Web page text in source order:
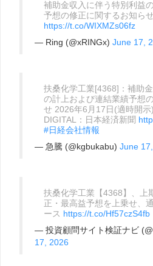
補助金収入に伴う特別利益
予想の修正に関するお知らせ
https://t.co/WIXMZs06fz
— Ring (@xRINGx) June 17,
扶桑化学工業[4368]：補助
の計上および連結業績予想
せ 2026年6月17日(適時開
DIGITAL：日本経済新聞
#日経会社情報
— 急騰 (@kgbukabu) June
扶桑化学工業【4368】、上
正・最高益予想を上乗せ、
ース https://t.co/Hf57czS4fb
— 投資顧問サイト検証ナビ
17, 2026